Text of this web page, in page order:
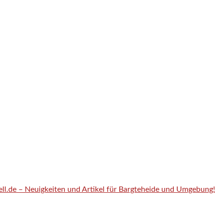
– Neuigkeiten und Artikel für Bargteheide und Umgebung!